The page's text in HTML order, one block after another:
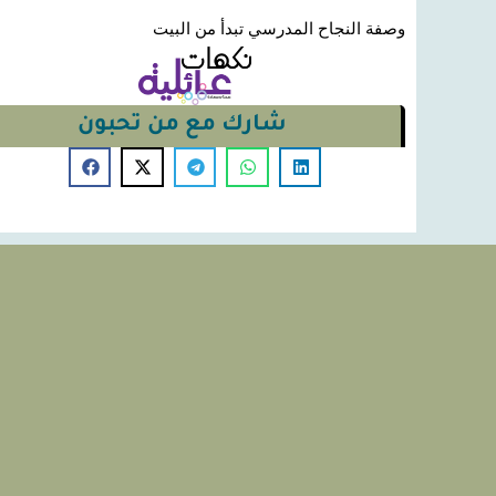
وصفة النجاح المدرسي تبدأ من البيت
شارك مع من تحبون